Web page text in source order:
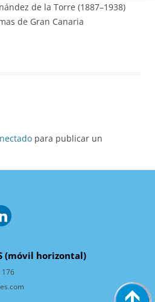
de la Torre (1887–1938)
de Gran Canaria
para publicar un
(móvil horizontal)
176